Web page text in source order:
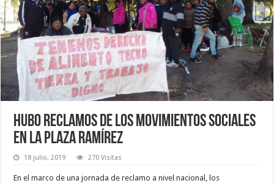
Hubo reclamos de los movimientos sociales
en la Plaza Ramírez
18 julio, 2019 270 Visitas
En el marco de una jornada de reclamo a nivel nacional, los